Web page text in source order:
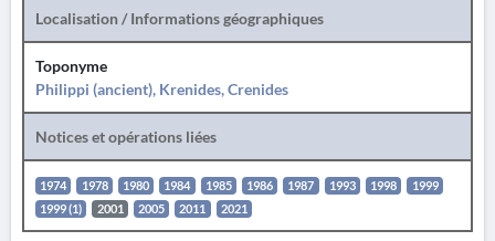
Localisation / Informations géographiques
Toponyme
Philippi (ancient), Krenides, Crenides
Notices et opérations liées
1974 1978 1980 1984 1985 1986 1987 1993 1998
1999
1999 (1)
2001 2005 2011 2021